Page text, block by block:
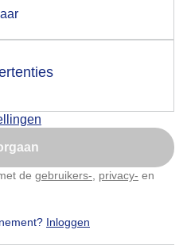
de gebruikers- privacy- en
Inloggen
21-01-2026, 51x bekeken
de popup
later
aan te passen